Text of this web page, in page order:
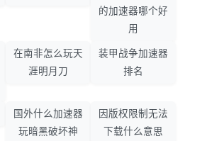
的加速器哪个好
用
在南非怎么玩天
涯明月刀
装甲战争加速器
排名
国外什么加速器
玩暗黑破坏神
因版权限制无法
下载什么意思